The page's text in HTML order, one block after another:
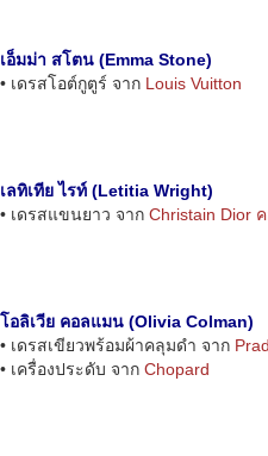
เอ็มม่า สโตน (Emma Stone)
• เดรสโอต์กูตูร์ จาก Louis Vuitton
เลทิเทีย ไรท์ (Letitia Wright)
• เดรสแขนยาว จาก Christain Dior
โอลิเวีย คอลแมน (Olivia Colman)
• เดรสเขียวพร้อมผ้าคลุมดำ จาก
• เครื่องประดับ จาก Chopard